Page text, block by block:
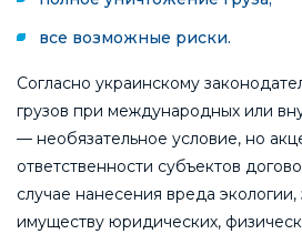
все возможные риски.
Согласно украинскому
грузов при международных или
— необязательное условие, но
ответственности субъектов
случае нанесения вреда
имуществу юридических,